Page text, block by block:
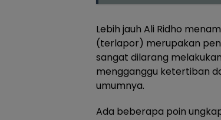
Lebih jauh Ali Ridho
(terlapor) merupakan
sangat dilarang
mengganggu ketertiban
umumnya.
Ada beberapa poin